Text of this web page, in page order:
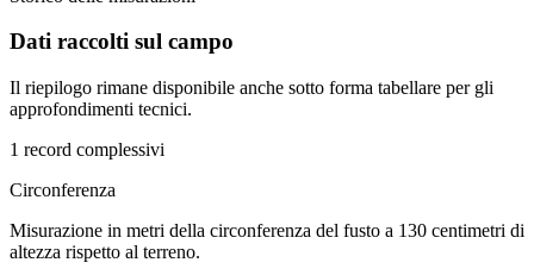
Dati raccolti sul campo
Il riepilogo rimane disponibile anche sotto forma tabellare per gli
approfondimenti tecnici.
1 record complessivi
Circonferenza
Misurazione in metri della circonferenza del fusto a 130 centimetri di
altezza rispetto al terreno.